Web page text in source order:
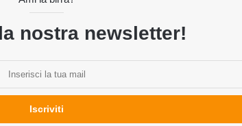
nostra newsletter!